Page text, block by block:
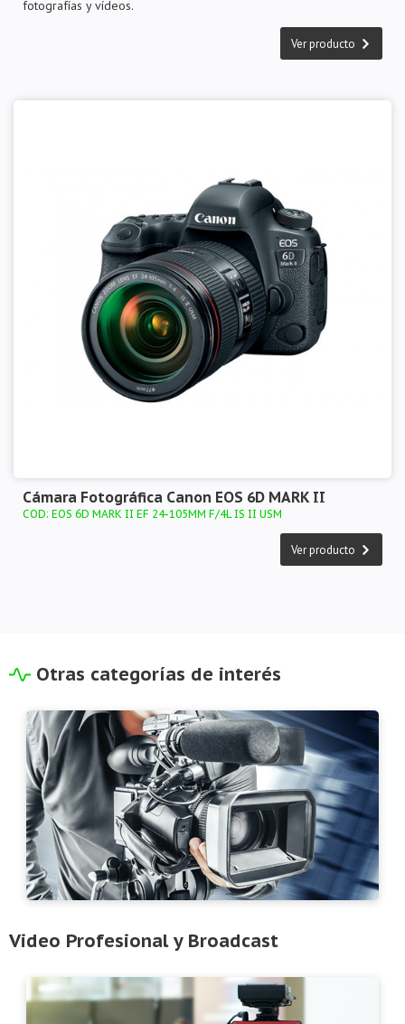
fotografías y vídeos.
Ver producto
Cámara Fotográfica Canon EOS 6D MARK II
COD: EOS 6D MARK II EF 24-105MM F/4L IS II USM
Ver producto
Otras categorías de interés
Video Profesional y Broadcast